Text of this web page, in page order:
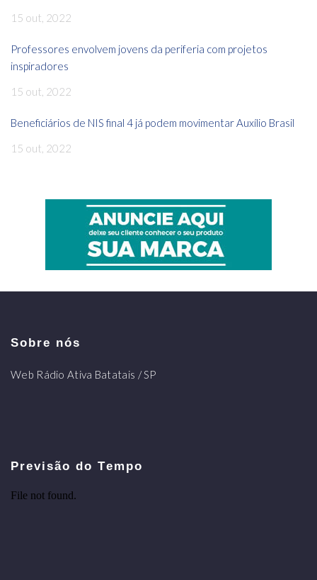
15 out, 2022
Professores envolvem jovens da periferia com projetos
inspiradores
15 out, 2022
Beneficiários de NIS final 4 já podem movimentar Auxílio Brasil
15 out, 2022
Sobre nós
Web Rádio Ativa Batatais / SP
Previsão do Tempo